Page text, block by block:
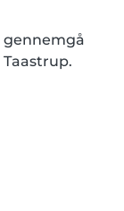
gennemgå